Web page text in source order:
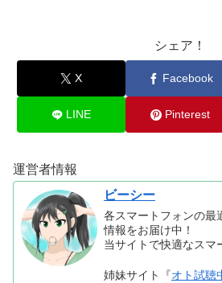
シェア！
X Facebook
LINE Pinterest
運営者情報
ビーシー
各スマートフォンの最
情報をお届け中！
当サイトで快適なスマ
姉妹サイト『オト試聴